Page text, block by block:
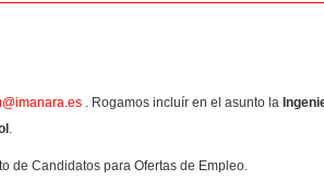
. Rogamos incluír en el asunto la
.
de Candidatos para Ofertas de Empleo.